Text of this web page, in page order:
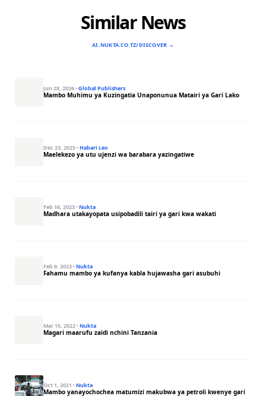
Similar News
AI.NUKTA.CO.TZ/DISCOVER →
Jun 28, 2026· Global Publishers
Mambo Muhimu ya Kuzingatia Unaponunua Matairi ya Gari Lako
Dec 23, 2025· Habari Leo
Maelekezo ya utu ujenzi wa barabara yazingatiwe
Feb 16, 2023· Nukta
Madhara utakayopata usipobadili tairi ya gari kwa wakati
Feb 9, 2023· Nukta
Fahamu mambo ya kufanya kabla hujawasha gari asubuhi
Mar 15, 2022· Nukta
Magari maarufu zaidi nchini Tanzania
Oct 1, 2021 · Nukta
Mambo yanayochochea matumizi makubwa ya petroli kwenye gari